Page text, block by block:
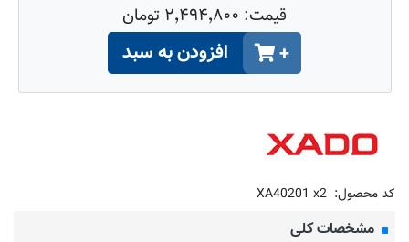
قیمت: ۲٬۴۹۴٬۸۰۰ تومان
+ افزودن به سبد
کد محصول: XA40201 x2
مشخصات کلی